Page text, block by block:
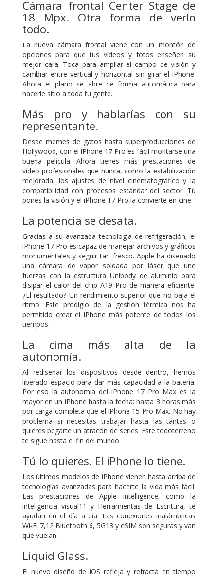
Cámara frontal Center Stage de
18 Mpx. Otra forma de verlo
todo.
La nueva cámara frontal viene con un montón de
opciones para que tus vídeos y fotos enseñen su
mejor cara. Toca para ampliar el campo de visión y
cambiar entre vertical y horizontal sin girar el iPhone.
Ahora el plano se abre de forma automática para
hacerle sitio a toda tu gente.
Más pro y hablarías con su
representante.
Desde memes de gatos hasta superproducciones de
Hollywood, con el iPhone 17 Pro es fácil montarse una
buena película. Ahora tienes más prestaciones de
vídeo profesionales que nunca, como la estabilización
mejorada, los ajustes de nivel cinematográfico y la
compatibilidad con procesos estándar del sector. Tú
pones la visión y el iPhone 17 Pro la convierte en cine.
La potencia se desata.
Gracias a su avanzada tecnología de refrigeración, el
iPhone 17 Pro es capaz de manejar archivos y gráficos
monumentales y seguir tan fresco. Apple ha diseñado
una cámara de vapor soldada por láser que une
fuerzas con la estructura Unibody de aluminio para
disipar el calor del chip A19 Pro de manera eficiente.
¿El resultado? Un rendimiento superior que no baja el
ritmo. Este prodigio de la gestión térmica nos ha
permitido crear el iPhone más potente de todos los
tiempos.
La cima más alta de la
autonomía.
Al rediseñar los dispositivos desde dentro, hemos
liberado espacio para dar más capacidad a la batería.
Por eso la autonomía del iPhone 17 Pro Max es la
mayor en un iPhone hasta la fecha: hasta 3 horas más
por carga completa que el iPhone 15 Pro Max. No hay
problema si necesitas trabajar hasta las tantas o
quieres pegarte un atracón de series. Este todoterreno
te sigue hasta el fin del mundo.
Tú lo quieres. El iPhone lo tiene.
Los últimos modelos de iPhone vienen hasta arriba de
tecnologías avanzadas para hacerte la vida más fácil.
Las prestaciones de Apple Intelligence, como la
inteligencia visual11 y Herramientas de Escritura, te
ayudan en el día a día. Las conexiones inalámbricas
Wi‑Fi 7,12 Bluetooth 6, 5G13 y eSIM son seguras y van
que vuelan.
Liquid Glass.
El nuevo diseño de iOS refleja y refracta en tiempo